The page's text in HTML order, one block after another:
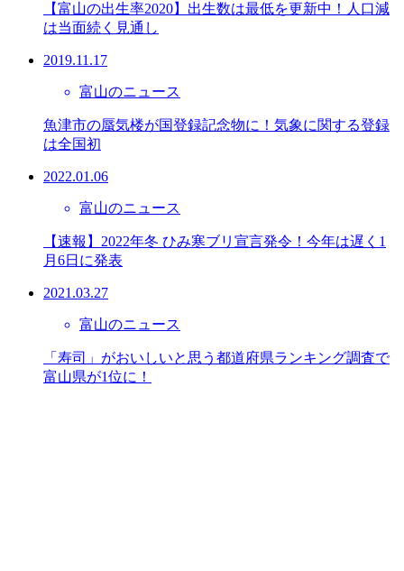
【富山の出生率2020】出生数は最低を更新中！人口減
は当面続く見通し
2019.11.17
富山のニュース
魚津市の蜃気楼が国登録記念物に！気象に関する登録
は全国初
2022.01.06
富山のニュース
【速報】2022年冬 ひみ寒ブリ宣言発令！今年は遅く1
月6日に発表
2021.03.27
富山のニュース
「寿司」がおいしいと思う都道府県ランキング調査で
富山県が1位に！